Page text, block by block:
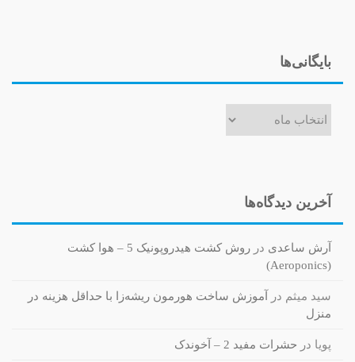
بایگانی‌ها
آخرین دیدگاه‌ها
آرش ساعدی در
روش کشت هیدروپونیک 5 – هوا کشت
(Aeroponics)
سید میثم در
آموزش ساخت هورمون ریشه‌زا با حداقل هزینه در
منزل
پویا در حشرات مفید 2 – آخوندک